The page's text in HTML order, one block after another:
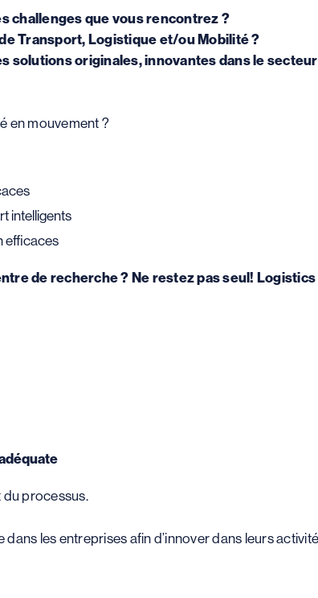
challenges que vous rencontrez ?
Transport, Logistique et/ou Mobilité ?
solutions originales, innovantes dans le
en mouvement ?
intelligents
efficaces
de recherche ?Ne restez pas seul!
du processus.
dans les entreprises afin d’innover dans leurs